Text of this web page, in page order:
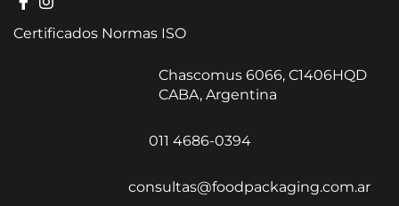
Certificados Normas ISO
Chascomus 6066, C1406HQD
CABA, Argentina
011 4686-0394
consultas@foodpackaging.com.ar